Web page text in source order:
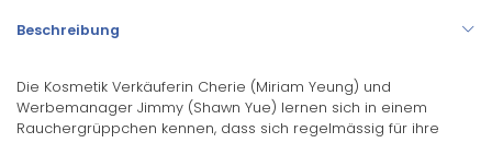
Beschreibung
Die Kosmetik Verkäuferin Cherie (Miriam Yeung) und
Werbemanager Jimmy (Shawn Yue) lernen sich in einem
Rauchergrüppchen kennen, dass sich regelmässig für ihre